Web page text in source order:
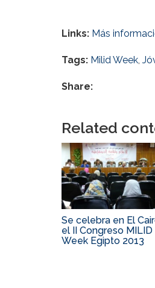
Links: Más
Tags: Milid Week,
Share:
Related
Se celebra en El
el II Congreso MILID
Week Egipto 2013